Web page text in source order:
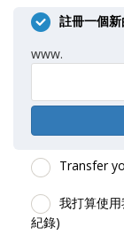
註冊一個
www.
Transfer
我打算使
紀錄)